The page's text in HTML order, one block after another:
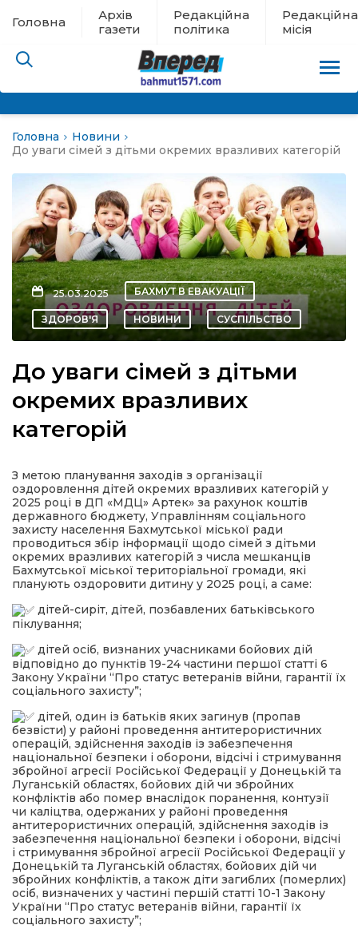
Головна
Архів
газети
Редакційна
політика
Редакційна
місія
евакуації
новини
політика
місія
Головна
Новини
До уваги сімей з дітьми окремих вразливих категорій
25.03.2025 БАХМУТ В ЕВАКУАЦІЇ
ЗДОРОВ'Я НОВИНИ СУСПІЛЬСТВО
До уваги сімей з дітьми
окремих вразливих
категорій
З метою планування заходів з організації
оздоровлення дітей окремих вразливих категорій у
2025 році в ДП «МДЦ» Артек» за рахунок коштів
державного бюджету, Управлінням соціального
захисту населення Бахмутської міської ради
проводиться збір інформації щодо сімей з дітьми
окремих вразливих категорій з числа мешканців
Бахмутської міської територіальної громади, які
планують оздоровити дитину у 2025 році, а саме:
дітей-сиріт, дітей, позбавлених батьківського
піклування;
дітей осіб, визнаних учасниками бойових дій
відповідно до пунктів 19-24 частини першої статті 6
Закону України “Про статус ветеранів війни, гарантії їх
соціального захисту”;
дітей, один із батьків яких загинув (пропав
безвісти) у районі проведення антитерористичних
операцій, здійснення заходів із забезпечення
національної безпеки і оборони, відсічі і стримування
збройної агресії Російської Федерації у Донецькій та
Луганській областях, бойових дій чи збройних
конфліктів або помер внаслідок поранення, контузії
чи каліцтва, одержаних у районі проведення
антитерористичних операцій, здійснення заходів із
забезпечення національної безпеки і оборони, відсічі
і стримування збройної агресії Російської Федерації у
Донецькій та Луганській областях, бойових дій чи
збройних конфліктів, а також діти загиблих (померлих)
осіб, визначених у частині першій статті 10-1 Закону
України “Про статус ветеранів війни, гарантії їх
соціального захисту”;